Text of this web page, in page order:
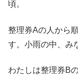
頃。
整理券Aの人から
す。小雨の中、み
わたしは整理券B